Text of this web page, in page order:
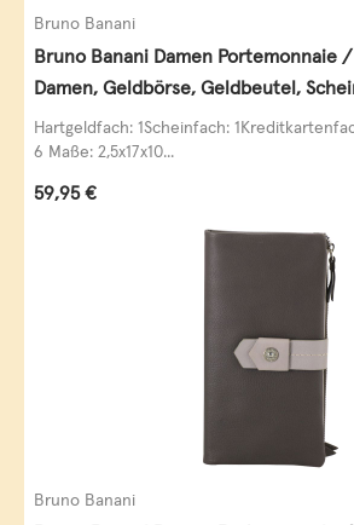
Bruno Banani
Bruno Banani Damen Portemonnaie
Damen, Geldbörse, Geldbeutel,
Leder
Hartgeldfach: 1Scheinfach:
6 Maße: 2,5x17x10...
Regulärer Preis:
59,95 €
Bruno Banani